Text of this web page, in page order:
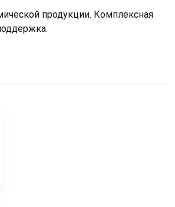
продукции. Комплексная